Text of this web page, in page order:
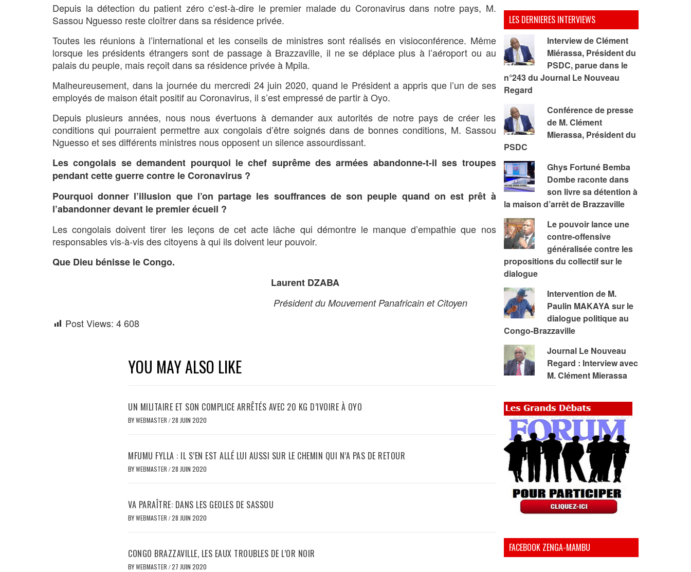
Depuis la détection du patient zéro c’est-à-dire le premier malade du Coronavirus dans notre pays, M.
Sassou Nguesso reste cloîtrer dans sa résidence privée.
Toutes les réunions à l’international et les conseils de ministres sont réalisés en visioconférence. Même
lorsque les présidents étrangers sont de passage à Brazzaville, il ne se déplace plus à l’aéroport ou au
palais du peuple, mais reçoit dans sa résidence privée à Mpila.
Malheureusement, dans la journée du mercredi 24 juin 2020, quand le Président a appris que l’un de ses
employés de maison était positif au Coronavirus, il s’est empressé de partir à Oyo.
Depuis plusieurs années, nous nous évertuons à demander aux autorités de notre pays de créer les
conditions qui pourraient permettre aux congolais d’être soignés dans de bonnes conditions, M. Sassou
Nguesso et ses différents ministres nous opposent un silence assourdissant.
Les congolais se demandent pourquoi le chef suprême des armées abandonne-t-il ses troupes
pendant cette guerre contre le Coronavirus ?
Pourquoi donner l’illusion que l’on partage les souffrances de son peuple quand on est prêt à
l’abandonner devant le premier écueil ?
Les congolais doivent tirer les leçons de cet acte lâche qui démontre le manque d’empathie que nos
responsables vis-à-vis des citoyens à qui ils doivent leur pouvoir.
Que Dieu bénisse le Congo.
Laurent DZABA
Président du Mouvement Panafricain et Citoyen
Post Views: 4 608
YOU MAY ALSO LIKE
UN MILITAIRE ET SON COMPLICE ARRÊTÉS AVEC 20 KG D’IVOIRE À OYO
BYWEBMASTER /28 JUIN 2020
MFUMU FYLLA : IL S’EN EST ALLÉ LUI AUSSI SUR LE CHEMIN QUI N’A PAS DE RETOUR
BYWEBMASTER /28 JUIN 2020
VA PARAÎTRE: DANS LES GEOLES DE SASSOU
BYWEBMASTER /28 JUIN 2020
CONGO BRAZZAVILLE, LES EAUX TROUBLES DE L’OR NOIR
BYWEBMASTER /27 JUIN 2020
LES DERNIERES INTERVIEWS
Interview de Clément
Miérassa, Président du
PSDC, parue dans le
n°243 du Journal Le Nouveau
Regard
Conférence de presse
de M. Clément
Mierassa, Président du
PSDC
Ghys Fortuné Bemba
Dombe raconte dans
son livre sa détention à
la maison d’arrêt de Brazzaville
Le pouvoir lance une
contre-offensive
généralisée contre les
propositions du collectif sur le
dialogue
Intervention de M.
Paulin MAKAYA sur le
dialogue politique au
Congo-Brazzaville
Journal Le Nouveau
Regard : Interview avec
M. Clément Mierassa
FACEBOOK ZENGA-MAMBU